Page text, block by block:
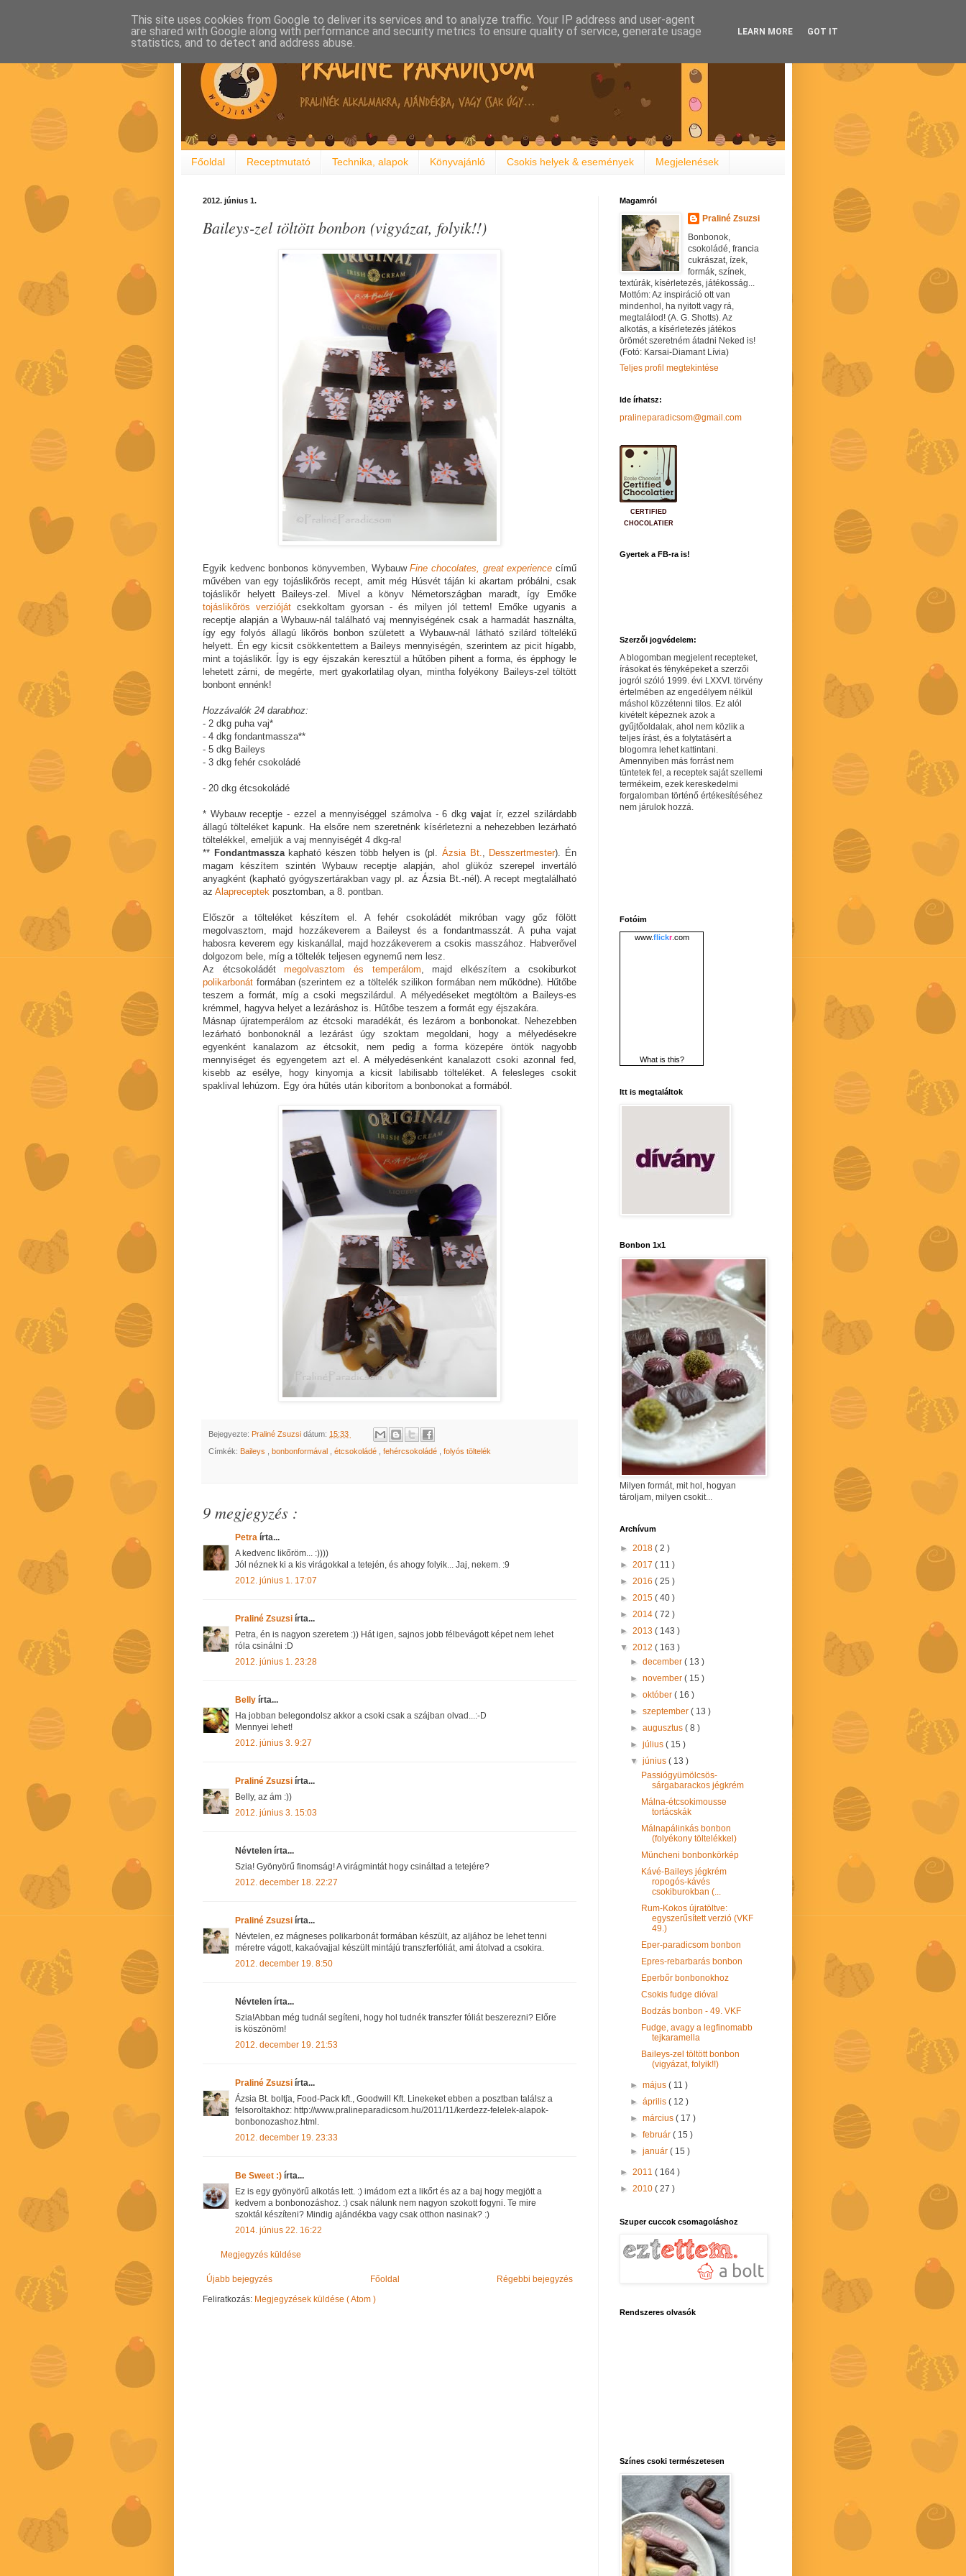
Főoldal Receptmutató Technika, alapok Könyvajánló Csokis helyek & események Megjelenések
2012. június 1.
Baileys-zel töltött bonbon (vigyázat, folyik!!)
Egyik kedvenc bonbonos könyvemben, WybauwFine chocolates, great experience című
művében van egy tojáslikőrös recept, amit még Húsvét táján ki akartam próbálni, csak
tojáslikőr helyett Baileys-zel. Mivel a könyv Németországban maradt, így Emőke
tojáslikőrös verzióját csekkoltam gyorsan - és milyen jól tettem! Emőke ugyanis a
receptje alapján a Wybauw-nál található vaj mennyiségének csak a harmadát használta,
így egy folyós állagú likőrös bonbon született a Wybauw-nál látható szilárd töltelékű
helyett. Én egy kicsit csökkentettem a Baileys mennyiségén, szerintem az picit hígabb,
mint a tojáslikőr. Így is egy éjszakán keresztül a hűtőben pihent a forma, és épphogy le
lehetett zárni, de megérte, mert gyakorlatilag olyan, mintha folyékony Baileys-zel töltött
bonbont ennénk!
Hozzávalók 24 darabhoz:
- 2 dkg puha vaj*
- 4 dkg fondantmassza**
- 5 dkg Baileys
- 3 dkg fehér csokoládé
- 20 dkg étcsokoládé
* Wybauw receptje - ezzel a mennyiséggel számolva - 6 dkg vajat ír, ezzel szilárdabb
állagú tölteléket kapunk. Ha elsőre nem szeretnénk kísérletezni a nehezebben lezárható
töltelékkel, emeljük a vaj mennyiségét 4 dkg-ra!
** Fondantmasszakapható készen több helyen is (pl. Ázsia Bt., Desszertmester). Én
magam készítem szintén Wybauw receptje alapján, ahol glükóz szerepel invertáló
anyagként (kapható gyógyszertárakban vagy pl. az Ázsia Bt.-nél). A recept megtalálható
az Alapreceptek posztomban, a 8. pontban.
Először a tölteléket készítem el. A fehér csokoládét mikróban vagy gőz fölött
megolvasztom, majd hozzákeverem a Baileyst és a fondantmasszát. A puha vajat
habosra keverem egy kiskanállal, majd hozzákeverem a csokis masszához. Habverővel
dolgozom bele, míg a töltelék teljesen egynemű nem lesz.
Az étcsokoládétmegolvasztom és temperálom, majd elkészítem a csokiburkot
polikarbonát formában (szerintem ez a töltelék szilikon formában nem működne). Hűtőbe
teszem a formát, míg a csoki megszilárdul. A mélyedéseket megtöltöm a Baileys-es
krémmel, hagyva helyet a lezáráshoz is. Hűtőbe teszem a formát egy éjszakára.
Másnap újratemperálom az étcsoki maradékát, és lezárom a bonbonokat. Nehezebben
lezárható bonbonoknál a lezárást úgy szoktam megoldani, hogy a mélyedésekre
egyenként kanalazom az étcsokit, nem pedig a forma közepére öntök nagyobb
mennyiséget és egyengetem azt el. A mélyedésenként kanalazott csoki azonnal fed,
kisebb az esélye, hogy kinyomja a kicsit labilisabb tölteléket. A felesleges csokit
spaklival lehúzom. Egy óra hűtés után kiborítom a bonbonokat a formából.
Bejegyezte: Praliné Zsuzsi dátum: 15:33
Címkék: Baileys bonbonformával étcsokoládé fehércsokoládé folyós töltelék
9 megjegyzés :
Petra írta...
A kedvenc likőröm... :))))
Jól néznek ki a kis virágokkal a tetején, és ahogy folyik... Jaj, nekem. :9
2012. június 1. 17:07
Praliné Zsuzsi írta...
Petra, én is nagyon szeretem :)) Hát igen, sajnos jobb félbevágott képet nem lehet
róla csinálni :D
2012. június 1. 23:28
Belly írta...
Ha jobban belegondolsz akkor a csoki csak a szájban olvad...:-D
Mennyei lehet!
2012. június 3. 9:27
Praliné Zsuzsi írta...
Belly, az ám :))
2012. június 3. 15:03
Névtelen írta...
Szia! Gyönyörű finomság! A virágmintát hogy csináltad a tetejére?
2012. december 18. 22:27
Praliné Zsuzsi írta...
Névtelen, ez mágneses polikarbonát formában készült, az aljához be lehet tenni
méretre vágott, kakaóvajjal készült mintájú transzferfóliát, ami átolvad a csokira.
2012. december 19. 8:50
Névtelen írta...
Szia!Abban még tudnál segíteni, hogy hol tudnék transzfer fóliát beszerezni? Előre
is köszönöm!
2012. december 19. 21:53
Praliné Zsuzsi írta...
Ázsia Bt. boltja, Food-Pack kft., Goodwill Kft. Linekeket ebben a posztban találsz a
felsoroltakhoz: http://www.pralineparadicsom.hu/2011/11/kerdezz-felelek-alapok-
bonbonozashoz.html.
2012. december 19. 23:33
Be Sweet :) írta...
Ez is egy gyönyörű alkotás lett. :) imádom ezt a likőrt és az a baj hogy megjött a
kedvem a bonbonozáshoz. :) csak nálunk nem nagyon szokott fogyni. Te mire
szoktál készíteni? Mindig ajándékba vagy csak otthon nasinak? :)
2014. június 22. 16:22
Megjegyzés küldése
Újabb bejegyzés Régebbi bejegyzés
Főoldal
Feliratkozás: Megjegyzések küldése ( Atom )
Magamról
Praliné Zsuzsi
Bonbonok,
csokoládé, francia
cukrászat, ízek,
formák, színek,
textúrák, kísérletezés, játékosság...
Mottóm: Az inspiráció ott van
mindenhol, ha nyitott vagy rá,
megtalálod! (A. G. Shotts). Az
alkotás, a kísérletezés játékos
örömét szeretném átadni Neked is!
(Fotó: Karsai-Diamant Lívia)
Teljes profil megtekintése
Ide írhatsz:
pralineparadicsom@gmail.com
CERTIFIED
CHOCOLATIER
Gyertek a FB-ra is!
Szerzői jogvédelem:
A blogomban megjelent recepteket,
írásokat és fényképeket a szerzői
jogról szóló 1999. évi LXXVI. törvény
értelmében az engedélyem nélkül
máshol közzétenni tilos. Ez alól
kivételt képeznek azok a
gyűjtőoldalak, ahol nem közlik a
teljes írást, és a folytatásért a
blogomra lehet kattintani.
Amennyiben más forrást nem
tüntetek fel, a receptek saját szellemi
termékeim, ezek kereskedelmi
forgalomban történő értékesítéséhez
nem járulok hozzá.
Fotóim
www.flickr.com
What is this?
Itt is megtaláltok
Bonbon 1x1
Milyen formát, mit hol, hogyan
tároljam, milyen csokit...
Archívum
► 2018 ( 2 )
► 2017 ( 11 )
► 2016 ( 25 )
► 2015 ( 40 )
► 2014 ( 72 )
► 2013 ( 143 )
▼ 2012 ( 163 )
►december( 13 )
►november( 15 )
►október( 16 )
►szeptember( 13 )
►augusztus( 8 )
►július( 15 )
▼június( 13 )
Passiógyümölcsös-
sárgabarackos jégkrém
Málna-étcsokimousse
tortácskák
Málnapálinkás bonbon
(folyékony töltelékkel)
Müncheni bonbonkörkép
Kávé-Baileys jégkrém
ropogós-kávés
csokiburokban (...
Rum-Kokos újratöltve:
egyszerűsített verzió (VKF
49.)
Eper-paradicsom bonbon
Epres-rebarbarás bonbon
Eperbőr bonbonokhoz
Csokis fudge dióval
Bodzás bonbon - 49. VKF
Fudge, avagy a legfinomabb
tejkaramella
Baileys-zel töltött bonbon
(vigyázat, folyik!!)
►május( 11 )
►április( 12 )
►március( 17 )
►február( 15 )
►január( 15 )
► 2011 ( 164 )
► 2010 ( 27 )
Szuper cuccok csomagoláshoz
Rendszeres olvasók
Színes csoki természetesen
This site uses cookies from Google to deliver its services and to analyze traffic. Your IP address and user-agent
are shared with Google along with performance and security metrics to ensure quality of service, generate usage
statistics, and to detect and address abuse.
LEARN MORE GOT IT